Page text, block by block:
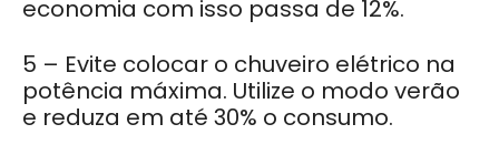
economia com isso passa de 12%.
5 – Evite colocar o chuveiro elétrico na
potência máxima. Utilize o modo verão
e reduza em até 30% o consumo.